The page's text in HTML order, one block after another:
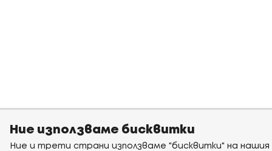
Ние използваме бисквитки
Ние и трети страни използваме "бисквитки" на нашия